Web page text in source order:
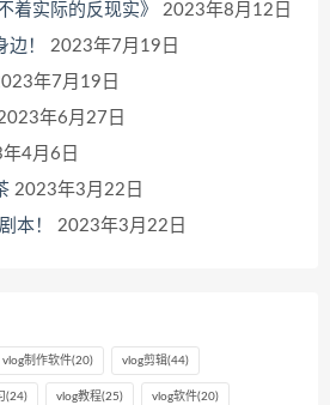
着实际的反现实》
2023年8月12日
！
2023年7月19日
年7月19日
年6月27日
4月6日
2023年3月22日
本！
2023年3月22日
vlog制作软件(20) vlog剪辑(44)
(24) vlog教程(25) vlog软件(20)